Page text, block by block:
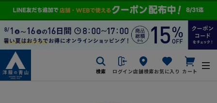
検索 ログイン店舗検索お気に入り カート